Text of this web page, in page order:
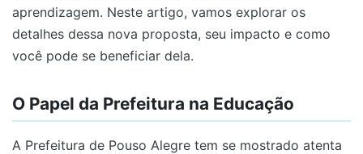
aprendizagem. Neste artigo, vamos explorar os
detalhes dessa nova proposta, seu impacto e como
você pode se beneficiar dela.
O Papel da Prefeitura na Educação
A Prefeitura de Pouso Alegre tem se mostrado atenta